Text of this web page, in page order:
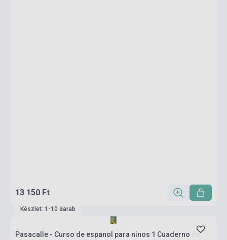
13 150 Ft
Készlet: 1-10 darab
Pasacalle - Curso de espanol para ninos 1 Cuaderno de